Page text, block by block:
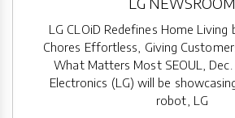
LG CLOiD Redefines Home Living
Chores Effortless, Giving
What Matters Most SEOUL, Dec.
Electronics (LG) will be
robot, LG